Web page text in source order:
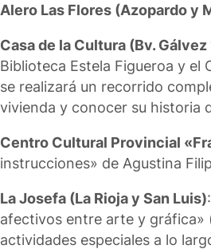
Alero Las Flores (Azopardo y
Casa de la Cultura (Bv. Gálvez
Biblioteca Estela Figueroa y
se realizará un recorrido
vivienda y conocer su historia
Centro Cultural Provincial
instrucciones» de Agustina
La Josefa (La Rioja y San Luis)
afectivos entre arte y gráfica»
actividades especiales a lo